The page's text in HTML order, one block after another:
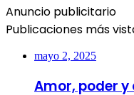
Anuncio publicitario
Publicaciones más
mayo 2, 2025
Amor, poder